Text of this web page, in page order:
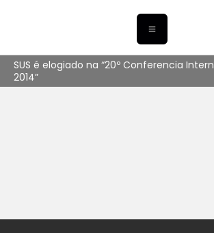
SUS é elogiado na “20º Conferencia
2014”